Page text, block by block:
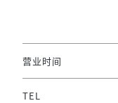
营业时间
TEL